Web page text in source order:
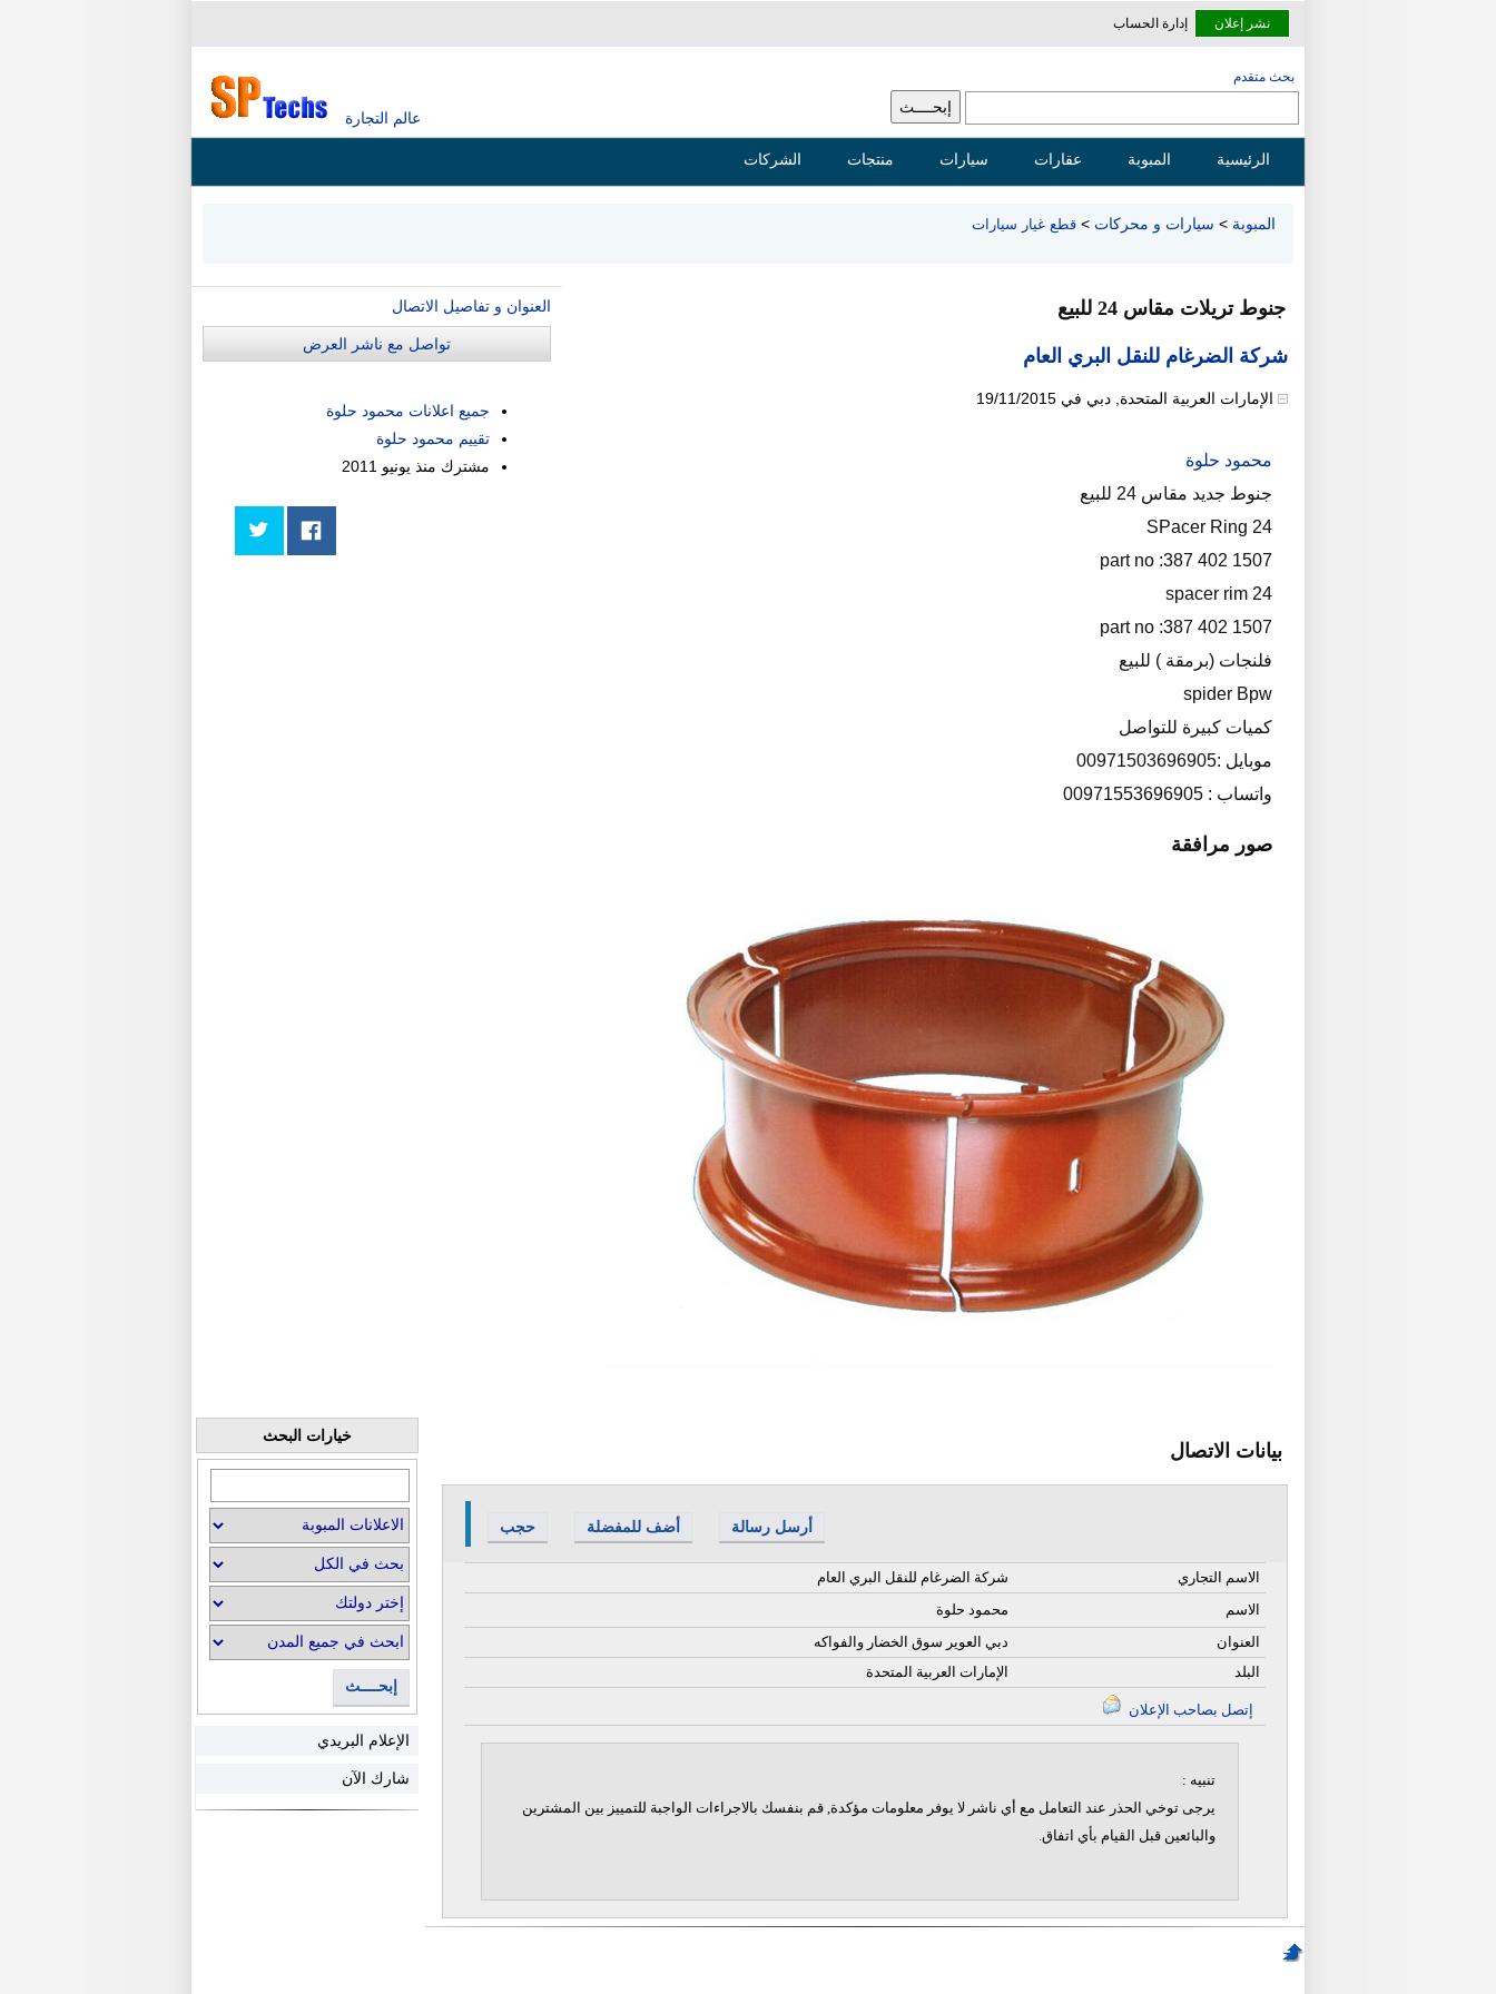
نشر إعلان إدارة الحساب
عالم التجارة
بحث متقدم
الرئيسية المبوبة عقارات سيارات منتجات الشركات
المبوبة > سيارات و محركات > قطع غيار سيارات
جنوط تريلات مقاس 24 للبيع
شركة الضرغام للنقل البري العام
الإمارات العربية المتحدة دبي في 19/11/2015
محمود حلوة
جنوط جديد مقاس 24 للبيع
SPacer Ring 24
part no :387 402 1507
spacer rim 24
part no :387 402 1507
فلنجات (برمقة ) للبيع
spider Bpw
كميات كبيرة للتواصل
موبايل :00971503696905
واتساب : 00971553696905
صور مرافقة
العنوان و تفاصيل الاتصال
تواصل مع ناشر العرض
جميع اعلانات محمود حلوة
تقييم محمود حلوة
مشترك منذ يونيو 2011
بيانات الاتصال
حجب أضف للمفضلة أرسل رسالة
شركة الضرغام للنقل البري العام
الاسم التجاري
محمود حلوة
الاسم
دبي العوير سوق الخضار والفواكه
العنوان
الإمارات العربية المتحدة
البلد
تنبيه :
يرجى توخي الحذر عند التعامل مع أي ناشر لا يوفر معلومات مؤكدة, قم بنفسك بالاجراءات الواجبة للتمييز بين المشترين
والبائعين قبل القيام بأي اتفاق.
خيارات البحث
إبحــــث
الإعلام البريدي
شارك الآن